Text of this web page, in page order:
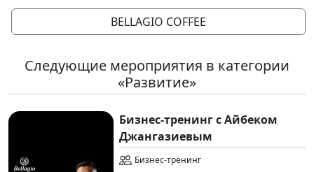
BELLAGIO COFFEE
Следующие мероприятия в категории
«Развитие»
Бизнес-тренинг с Айбеком
Джангазиевым
Бизнес-тренинг